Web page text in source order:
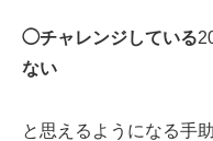
◯チャレンジしている
ない
と思えるようになる手